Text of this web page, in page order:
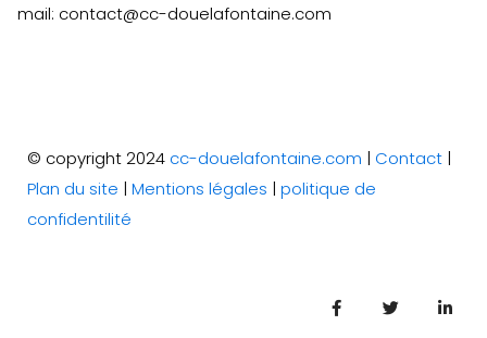
mail: contact@cc-douelafontaine.com
© copyright 2024 cc-douelafontaine.com | Contact |
Plan du site |Mentions légales |politique de
confidentilité